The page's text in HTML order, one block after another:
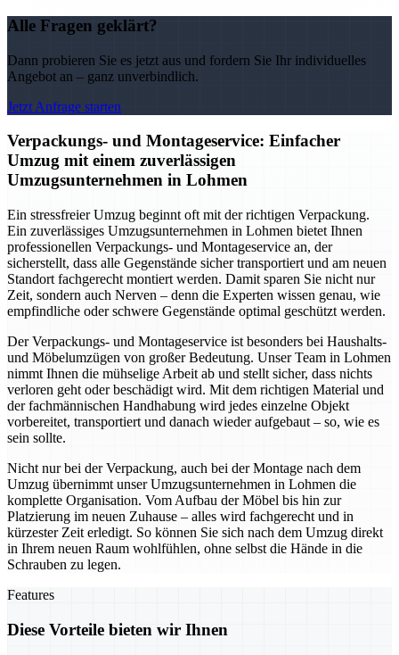
Alle Fragen geklärt?
Dann probieren Sie es jetzt aus und fordern Sie Ihr individuelles
Angebot an – ganz unverbindlich.
Jetzt Anfrage starten
Verpackungs- und Montageservice: Einfacher
Umzug mit einem zuverlässigen
Umzugsunternehmen in Lohmen
Ein stressfreier Umzug beginnt oft mit der richtigen Verpackung.
Ein zuverlässiges Umzugsunternehmen in Lohmen bietet Ihnen
professionellen Verpackungs- und Montageservice an, der
sicherstellt, dass alle Gegenstände sicher transportiert und am neuen
Standort fachgerecht montiert werden. Damit sparen Sie nicht nur
Zeit, sondern auch Nerven – denn die Experten wissen genau, wie
empfindliche oder schwere Gegenstände optimal geschützt werden.
Der Verpackungs- und Montageservice ist besonders bei Haushalts-
und Möbelumzügen von großer Bedeutung. Unser Team in Lohmen
nimmt Ihnen die mühselige Arbeit ab und stellt sicher, dass nichts
verloren geht oder beschädigt wird. Mit dem richtigen Material und
der fachmännischen Handhabung wird jedes einzelne Objekt
vorbereitet, transportiert und danach wieder aufgebaut – so, wie es
sein sollte.
Nicht nur bei der Verpackung, auch bei der Montage nach dem
Umzug übernimmt unser Umzugsunternehmen in Lohmen die
komplette Organisation. Vom Aufbau der Möbel bis hin zur
Platzierung im neuen Zuhause – alles wird fachgerecht und in
kürzester Zeit erledigt. So können Sie sich nach dem Umzug direkt
in Ihrem neuen Raum wohlfühlen, ohne selbst die Hände in die
Schrauben zu legen.
Features
Diese Vorteile bieten wir Ihnen